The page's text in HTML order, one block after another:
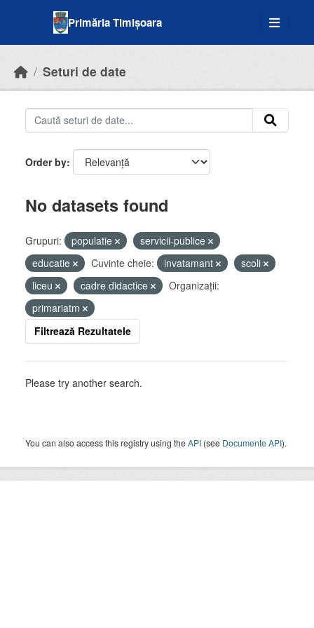
Primăria Timișoara
Seturi de date
Order by
No datasets found
Grupuri: populatie
servicii-publice
educatie
Cuvinte cheie: invatamant
scoli
liceu
cadre didactice
Organizații:
primariatm
Filtrează Rezultatele
Please try another search.
You can also access this registry using theAPI (see Documente API).